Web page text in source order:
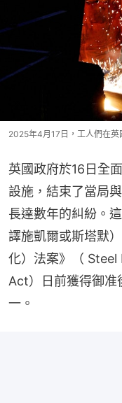
2025年4月17日，工人們在英
英國政府於16日全
設施，結束了當局
長達數年的糾紛。
譯施凱爾或斯塔默
化）法案》（
Act）日前獲得御准
一。